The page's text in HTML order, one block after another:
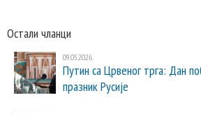
Остали чланци
09.05.2026.
Путин са Црвеног трга: Дан
празник Русије